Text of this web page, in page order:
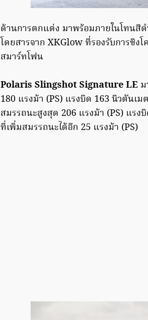
ด้านการตกแต่ง มาพร้อมภายในโทนสี
โดยสารจาก XKGlow ที่รองรับการซิง
สมาร์ทโฟน
Polaris Slingshot Signature LE
180 แรงม้า (PS) แรงบิด 163 นิวตันเ
สมรรถนะสูงสุด 206 แรงม้า (PS) แรง
ที่เพิ่มสมรรถนะได้อีก 25 แรงม้า (PS)